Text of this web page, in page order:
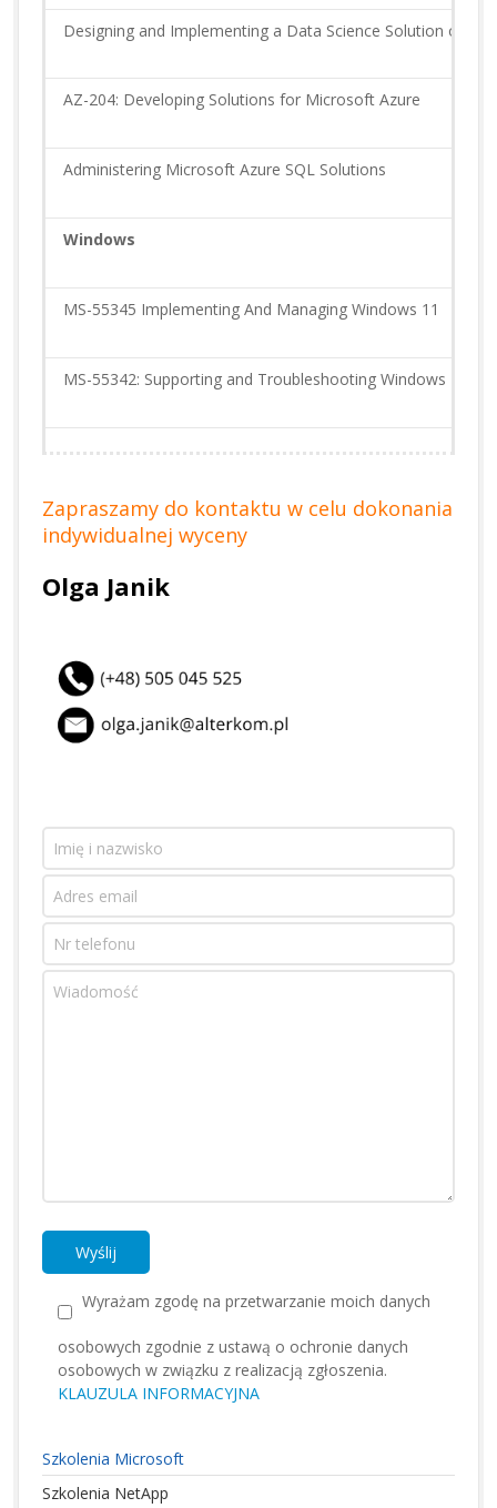
Designing and Implementing a Data Science Solution on
AZ-204: Developing Solutions for Microsoft Azure
Administering Microsoft Azure SQL Solutions
Windows
MS-55345 Implementing And Managing Windows 11
MS-55342: Supporting and Troubleshooting Windows 11
Zapraszamy do kontaktu w celu dokonania
indywidualnej wyceny
Olga Janik
Wyrażam zgodę na przetwarzanie moich danych
osobowych zgodnie z ustawą o ochronie danych
osobowych w związku z realizacją zgłoszenia.
KLAUZULA INFORMACYJNA
Szkolenia Microsoft
Szkolenia NetApp